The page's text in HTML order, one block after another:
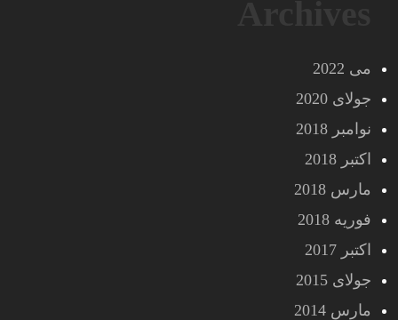
می 2022
جولای 2020
نوامبر 2018
اکتبر 2018
مارس 2018
فوریه 2018
اکتبر 2017
جولای 2015
مارس 2014